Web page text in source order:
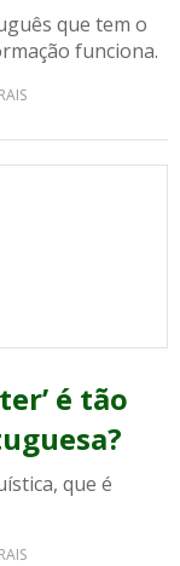
que tem o
funciona.
é tão
que é